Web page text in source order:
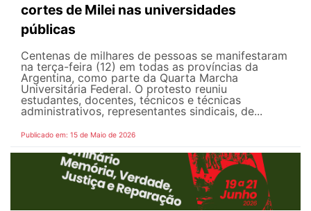
cortes de Milei nas universidades
públicas
Centenas de milhares de pessoas se manifestaram
na terça-feira (12) em todas as províncias da
Argentina, como parte da Quarta Marcha
Universitária Federal. O protesto reuniu
estudantes, docentes, técnicos e técnicas
administrativos, representantes sindicais, de...
Publicado em: 15 de Maio de 2026